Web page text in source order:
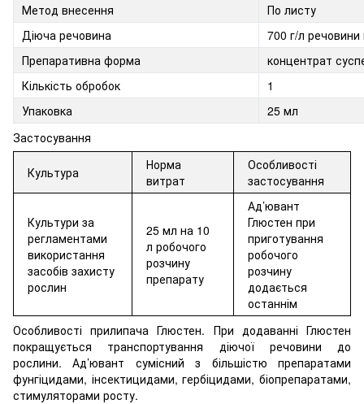
Метод внесення
По листу
Діюча речовина
700 г/л речовини
Препаративна форма
концентрат
Кількість обробок
1
Упаковка
25 мл
Застосування
Культура
Норма
витрат
Особливості
застосування
Культури за
регламентами
використання
засобів захисту
рослин
25 мл на 10
л робочого
розчину
препарату
Ад’ювант
Глюстен при
приготування
робочого
розчину
додається
останнім
Особливості прилипача Глюстен. При додаванні Глюстен
покращується транспортування діючої речовини до
рослини. Ад’ювант сумісний з більшістю препаратами
фунгіцидами, інсектицидами, гербіцидами, біопрепаратами,
стимуляторами росту.